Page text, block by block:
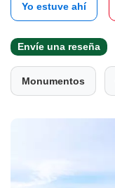
Yo estuve ahí
Envíe una reseña
Monumentos